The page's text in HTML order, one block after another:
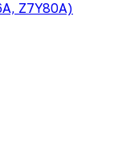
Z7Y80A)